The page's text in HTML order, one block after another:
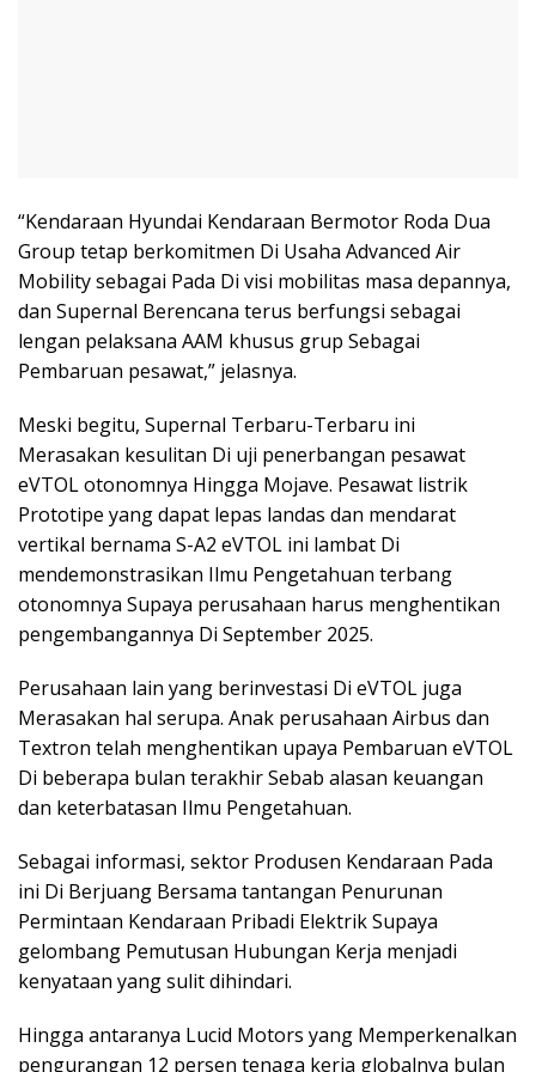
“Kendaraan Hyundai Kendaraan Bermotor Roda Dua
Group tetap berkomitmen Di Usaha Advanced Air
Mobility sebagai Pada Di visi mobilitas masa depannya,
dan Supernal Berencana terus berfungsi sebagai
lengan pelaksana AAM khusus grup Sebagai
Pembaruan pesawat,” jelasnya.
Meski begitu, Supernal Terbaru-Terbaru ini
Merasakan kesulitan Di uji penerbangan pesawat
eVTOL otonomnya Hingga Mojave. Pesawat listrik
Prototipe yang dapat lepas landas dan mendarat
vertikal bernama S-A2 eVTOL ini lambat Di
mendemonstrasikan Ilmu Pengetahuan terbang
otonomnya Supaya perusahaan harus menghentikan
pengembangannya Di September 2025.
Perusahaan lain yang berinvestasi Di eVTOL juga
Merasakan hal serupa. Anak perusahaan Airbus dan
Textron telah menghentikan upaya Pembaruan eVTOL
Di beberapa bulan terakhir Sebab alasan keuangan
dan keterbatasan Ilmu Pengetahuan.
Sebagai informasi, sektor Produsen Kendaraan Pada
ini Di Berjuang Bersama tantangan Penurunan
Permintaan Kendaraan Pribadi Elektrik Supaya
gelombang Pemutusan Hubungan Kerja menjadi
kenyataan yang sulit dihindari.
Hingga antaranya Lucid Motors yang Memperkenalkan
pengurangan 12 persen tenaga kerja globalnya bulan